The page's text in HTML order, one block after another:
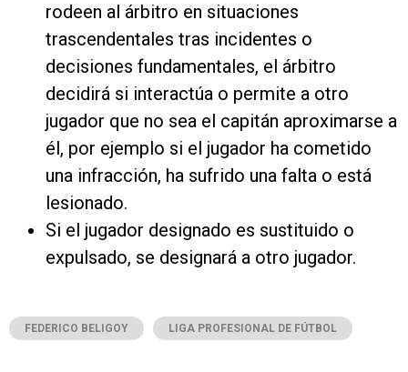
rodeen al árbitro en situaciones
trascendentales tras incidentes o
decisiones fundamentales, el árbitro
decidirá si interactúa o permite a otro
jugador que no sea el capitán aproximarse a
él, por ejemplo si el jugador ha cometido
una infracción, ha sufrido una falta o está
lesionado.
Si el jugador designado es sustituido o
expulsado, se designará a otro jugador.
FEDERICO BELIGOY LIGA PROFESIONAL DE FÚTBOL